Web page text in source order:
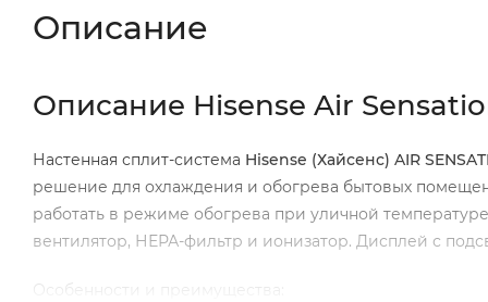
Описание
Описание Hisense Air
Настенная сплит-система Hisense (Хайсенс) AIR
решение для охлаждения и обогрева бытовых
работать в режиме обогрева при уличной
вентилятор, НЕРА-фильтр и ионизатор. Дисплей с
Особенности и преимущества: